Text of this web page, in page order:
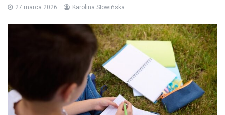
27 marca 2026 Karolina Słowińska